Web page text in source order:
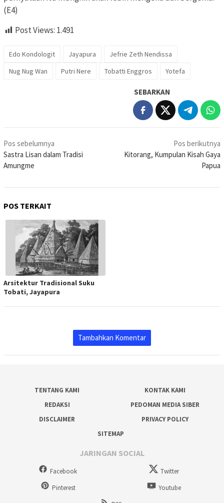
(E4)
Post Views: 1.491
Edo Kondologit Jayapura
Jefrie Zeth Nendissa
Nug Nug Wan
Putri Nere Tobatti Enggros Yotefa
SEBARKAN
Navigasi
pos
Pos sebelumnya
Sastra Lisan dalam Tradisi
Amungme
Pos berikutnya
Kitorang, Kumpulan Kisah Gaya
Papua
POS TERKAIT
Arsitektur Tradisional Suku
Tobati, Jayapura
Tambahkan Komentar
TENTANG KAMI
KONTAK KAMI
REDAKSI
PEDOMAN MEDIA SIBER
DISCLAIMER
PRIVACY POLICY
SITEMAP
JARINGAN SOCIAL
Facebook
Twitter
Pinterest
Youtube